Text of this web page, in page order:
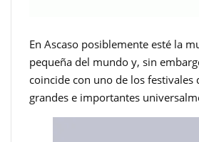
En Ascaso posiblemente esté la
pequeña del mundo y, sin
coincide con uno de los festivales
grandes e importantes